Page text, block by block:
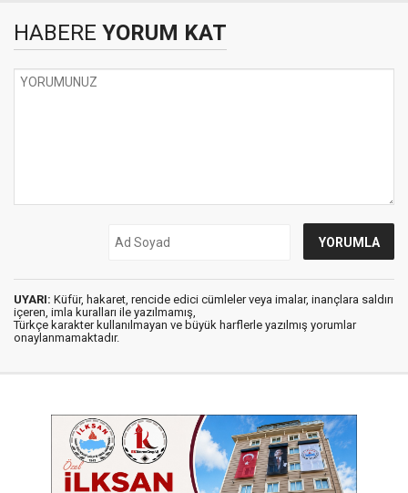
HABERE YORUM KAT
UYARI: Küfür, hakaret, rencide edici cümleler veya imalar, inançlara saldırı
içeren, imla kuralları ile yazılmamış,
Türkçe karakter kullanılmayan ve büyük harflerle yazılmış yorumlar
onaylanmamaktadır.